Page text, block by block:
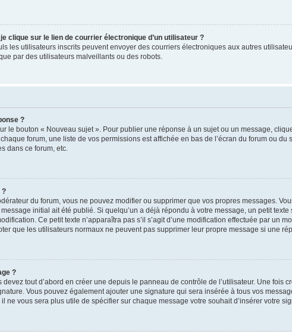
clique sur le lien de courrier électronique d’un utilisateur ?
les utilisateurs inscrits peuvent envoyer des courriers électroniques aux autres
par des utilisateurs malveillants ou des robots.
?
le bouton « Nouveau sujet ». Pour publier une réponse à un sujet ou un message,
forum, une liste de vos permissions est affichée en bas de l’écran du forum ou
dans ce forum, etc.
?
du forum, vous ne pouvez modifier ou supprimer que vos propres messages.
initial ait été publié. Si quelqu’un a déjà répondu à votre message, un petit
Ce petit texte n’apparaîtra pas s’il s’agit d’une modification effectuée par un
que les utilisateurs normaux ne peuvent pas supprimer leur propre message si une
?
tout d’abord en créer une depuis le panneau de contrôle de l’utilisateur. Une fois
Vous pouvez également ajouter une signature qui sera insérée à tous vos
ne vous sera plus utile de spécifier sur chaque message votre souhait d’insérer votre